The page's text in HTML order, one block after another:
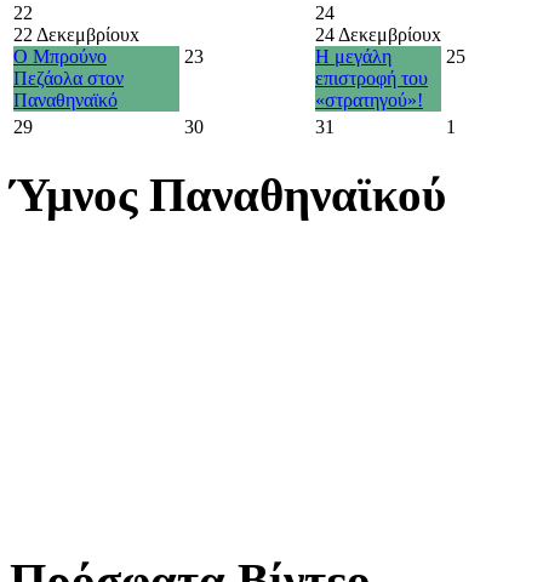
22
22 Δεκεμβρίουx
Ο Μπρούνο
Πεζάολα στον
Παναθηναϊκό
23
24
24 Δεκεμβρίουx
Η μεγάλη
επιστροφή του
«στρατηγού»!
25
29 30 31 1
Ύμνος Παναθηναϊκού